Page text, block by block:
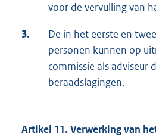
voor de vervulling van
3.
De in het eerste en
personen kunnen op
commissie als adviseur
beraadslagingen.
Artikel 11. Verwerking van